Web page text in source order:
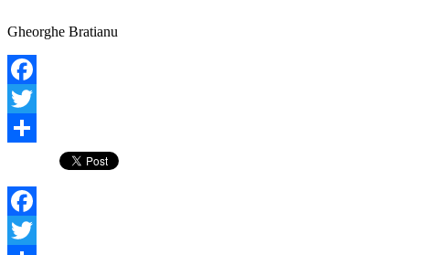
Gheorghe Bratianu
Facebook
Twitter
Facebook